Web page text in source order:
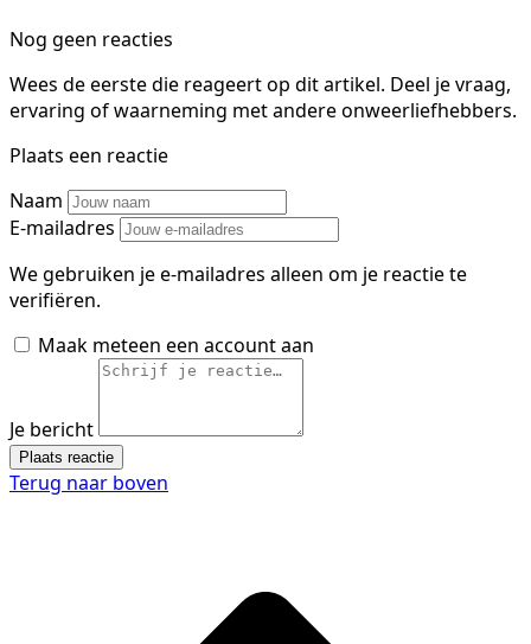
Nog geen reacties
Wees de eerste die reageert op dit artikel. Deel je vraag,
ervaring of waarneming met andere onweerliefhebbers.
Plaats een reactie
Naam
E-mailadres
We gebruiken je e-mailadres alleen om je reactie te
verifiëren.
Maak meteen een account aan
Je bericht
Plaats reactie
Terug naar boven